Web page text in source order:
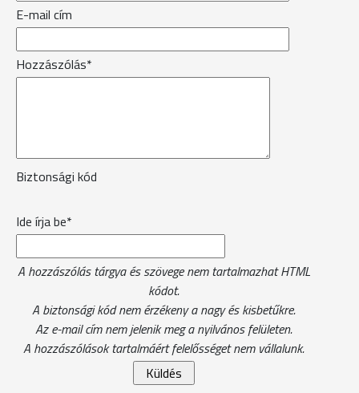
E-mail cím
Hozzászólás*
Biztonsági kód
Ide írja be*
A hozzászólás tárgya és szövege nem tartalmazhat HTML
kódot.
A biztonsági kód nem érzékeny a nagy és kisbetűkre.
Az e-mail cím nem jelenik meg a nyilvános felületen.
A hozzászólások tartalmáért felelősséget nem vállalunk.